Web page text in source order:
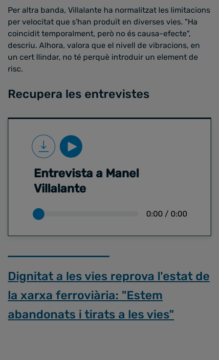
Per altra banda, Villalante ha normalitzat les limitacions
per velocitat que s'han produït en diverses vies. "Ha
coincidit temporalment, però no és causa-efecte",
descriu. Alhora, valora que el nivell de vibracions, en
un cert llindar, no té perquè introduir un element de
risc.
Recupera les entrevistes
Entrevista a Manel
Villalante
0:00 / 0:00
Dignitat a les vies reprova l'estat de
la xarxa ferroviària: "Estem
abandonats i tirats a les vies"